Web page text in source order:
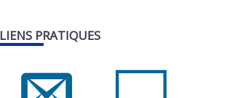
LIENS PRATIQUES